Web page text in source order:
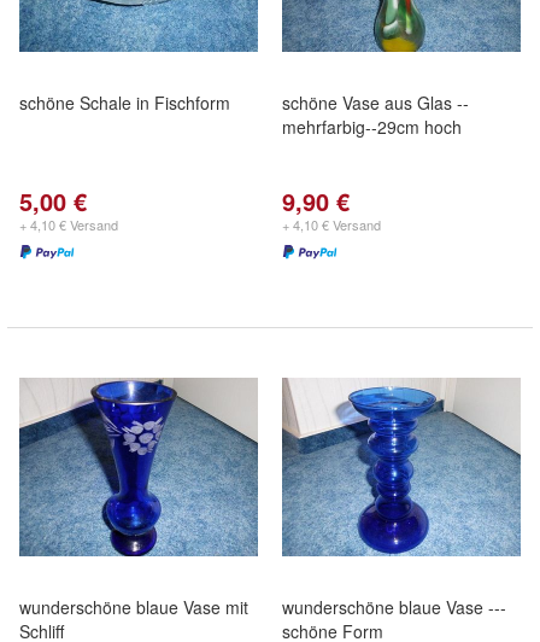
schöne Schale in Fischform
5,00 €
+ 4,10 € Versand
schöne Vase aus Glas --
mehrfarbig--29cm hoch
9,90 €
+ 4,10 € Versand
wunderschöne blaue Vase mit
Schliff
wunderschöne blaue Vase ---
schöne Form